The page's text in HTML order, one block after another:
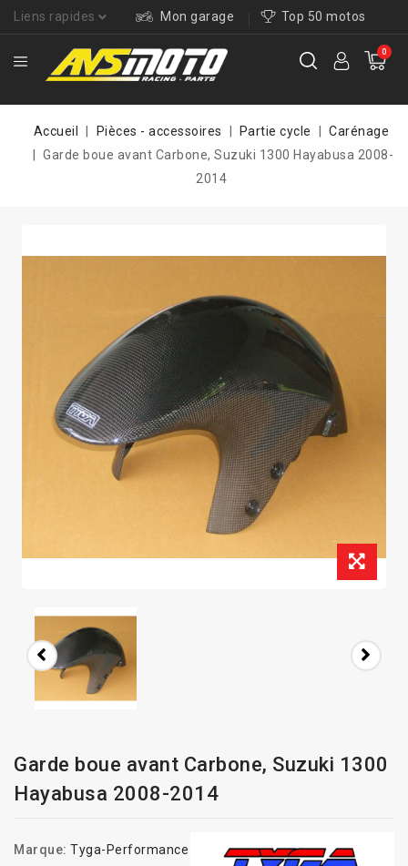
Liens rapides Mon garage Top 50 motos
0
Accueil Pièces - accessoires Partie cycle
Carénage
Garde boue avant Carbone, Suzuki 1300 Hayabusa 2008-
2014
Garde boue avant Carbone, Suzuki 1300
Hayabusa 2008-2014
Marque: Tyga-Performance